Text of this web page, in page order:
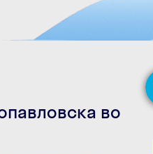
во